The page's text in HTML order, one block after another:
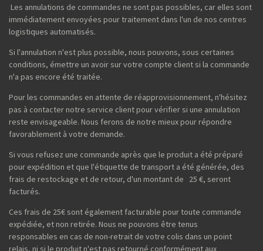
Les annulations de commandes ne sont pas possibles, car elles sont
immédiatement envoyées pour traitement dans l'un de nos centres
logistiques automatisés.
Si l'annulation n'est plus possible, nous pouvons, sous certaines
conditions, émettre un avoir sur votre compte client si la commande
n'a pas encore été traitée.
Pour les commandes en attente de réapprovisionnement, n'hésitez
pas à contacter notre service client pour vérifier si une annulation
reste envisageable. Nous ferons de notre mieux pour répondre
favorablement à votre demande.
Si vous refusez une commande après que le produit a été préparé
pour expédition et que l'étiquette de transport a été générée, des
frais de restockage et de retour, d'un montant de 25 €, seront
facturés.
Ces frais de 25€ sont également facturable pour toute commande
expédiée, et non retirée. Nous ne pouvons être tenus
responsables en cas de non-retrait de votre colis dans un point
relais, ni si le produit n'est pas retourné conformément aux